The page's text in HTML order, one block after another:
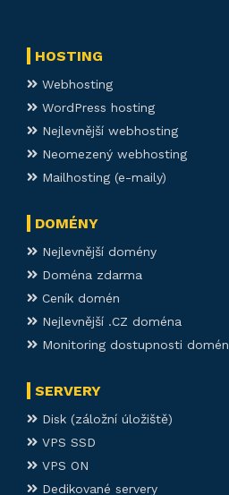
HOSTING
Webhosting
WordPress hosting
Nejlevnější webhosting
Neomezený webhosting
Mailhosting (e-maily)
DOMÉNY
Nejlevnější domény
Doména zdarma
Ceník domén
Nejlevnější .CZ doména
Monitoring dostupnosti domén
SERVERY
Disk (záložní úložiště)
VPS SSD
VPS ON
Dedikované servery